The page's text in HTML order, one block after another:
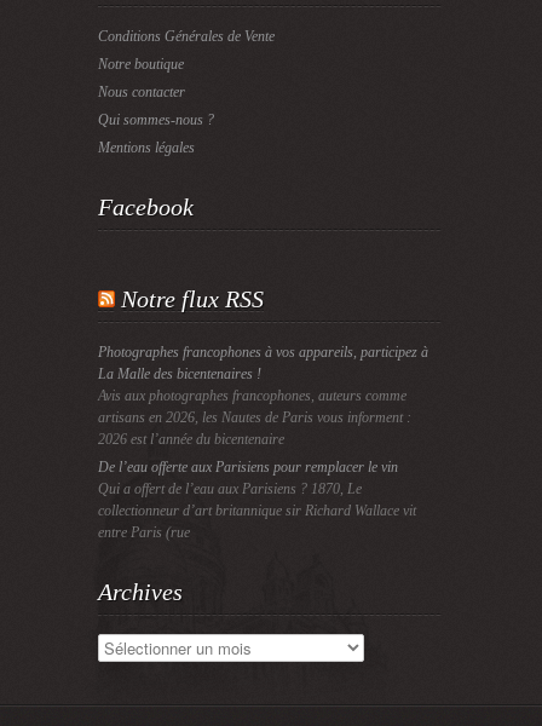
Conditions Générales de Vente
Notre boutique
Nous contacter
Qui sommes-nous ?
Mentions légales
Facebook
Notre flux RSS
Photographes francophones à vos appareils, participez à
La Malle des bicentenaires !
Avis aux photographes francophones, auteurs comme
artisans en 2026, les Nautes de Paris vous informent :
2026 est l’année du bicentenaire
De l’eau offerte aux Parisiens pour remplacer le vin
Qui a offert de l’eau aux Parisiens ? 1870, Le
collectionneur d’art britannique sir Richard Wallace vit
entre Paris (rue
Archives
Archives